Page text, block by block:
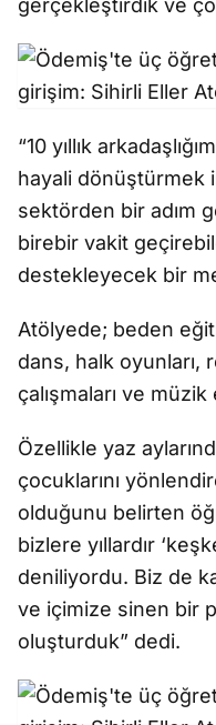
gerçekleştirdik ve
“10 yıllık
hayali dönüştürmek
sektörden bir adım
birebir vakit
destekleyecek bir
Atölyede; beden
dans, halk oyunları,
çalışmaları ve
Özellikle yaz
çocuklarını
olduğunu belirten
bizlere yıllardır
deniliyordu. Biz de
ve içimize sinen bir
oluşturduk” dedi.